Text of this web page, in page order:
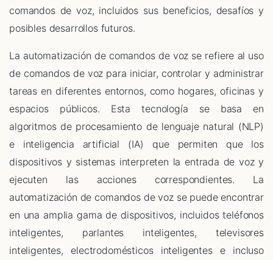
comandos de voz, incluidos sus beneficios, desafíos y
posibles desarrollos futuros.
La automatización de comandos de voz se refiere al uso
de comandos de voz para iniciar, controlar y administrar
tareas en diferentes entornos, como hogares, oficinas y
espacios públicos. Esta tecnología se basa en
algoritmos de procesamiento de lenguaje natural (NLP)
e inteligencia artificial (IA) que permiten que los
dispositivos y sistemas interpreten la entrada de voz y
ejecuten las acciones correspondientes. La
automatización de comandos de voz se puede encontrar
en una amplia gama de dispositivos, incluidos teléfonos
inteligentes, parlantes inteligentes, televisores
inteligentes, electrodomésticos inteligentes e incluso